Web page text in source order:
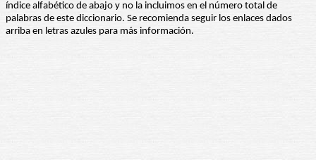
índice alfabético de abajo y no la incluimos en el número total de
palabras de este diccionario. Se recomienda seguir los enlaces dados
arriba en letras azules para más información.